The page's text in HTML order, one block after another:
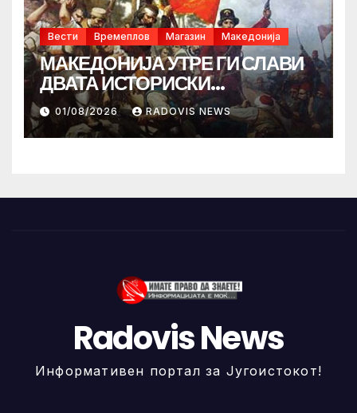
Вести Времеплов Магазин Македонија
МАКЕДОНИЈА УТРЕ ГИ СЛАВИ
ДВАТА ИСТОРИСКИ
ИЛИНДЕНА!
01/08/2026 RADOVIS NEWS
Radovis News
Информативен портал за Југоистокот!